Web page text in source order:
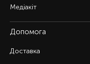
Медіакіт
Допомога
Доставка